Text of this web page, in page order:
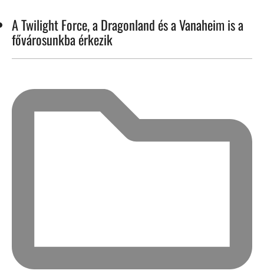
A Twilight Force, a Dragonland és a Vanaheim is a
fővárosunkba érkezik